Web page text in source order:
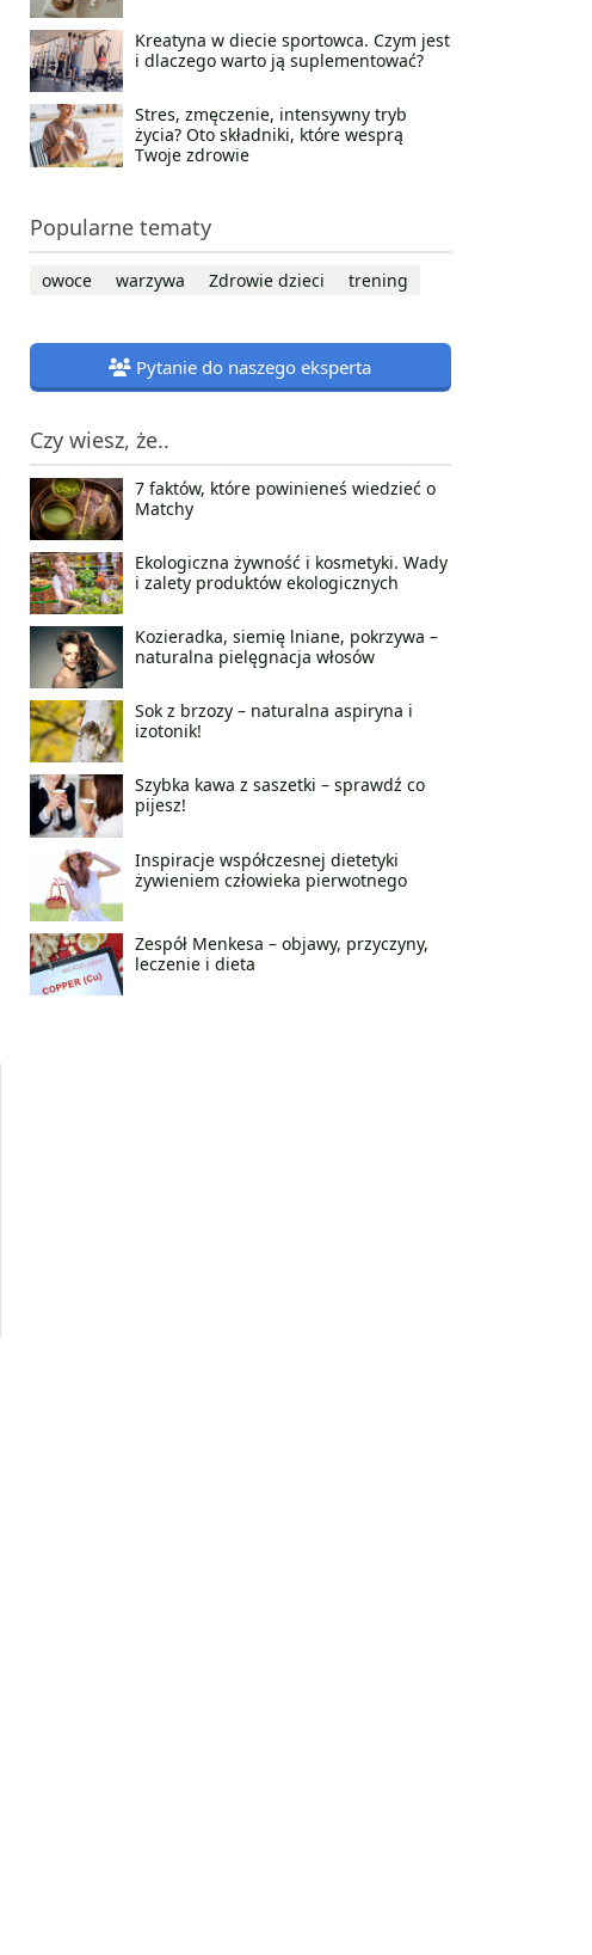
Kreatyna w diecie sportowca. Czym jest
i dlaczego warto ją suplementować?
Stres, zmęczenie, intensywny tryb
życia? Oto składniki, które wesprą
Twoje zdrowie
Popularne tematy
owoce warzywa Zdrowie dzieci trening
Pytanie do naszego eksperta
Czy wiesz, że..
7 faktów, które powinieneś wiedzieć o
Matchy
Ekologiczna żywność i kosmetyki. Wady
i zalety produktów ekologicznych
Kozieradka, siemię lniane, pokrzywa –
naturalna pielęgnacja włosów
Sok z brzozy – naturalna aspiryna i
izotonik!
Szybka kawa z saszetki – sprawdź co
pijesz!
Inspiracje współczesnej dietetyki
żywieniem człowieka pierwotnego
Zespół Menkesa – objawy, przyczyny,
leczenie i dieta